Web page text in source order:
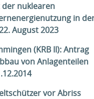
nuklearen
in
August 2023
(KRB II): Antrag
von Anlagenteilen
vor Abriss